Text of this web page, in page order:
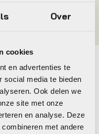
Over
cookies
en advertenties te
social media te bieden
Ook delen we
site met onze
en analyse. Deze
met andere